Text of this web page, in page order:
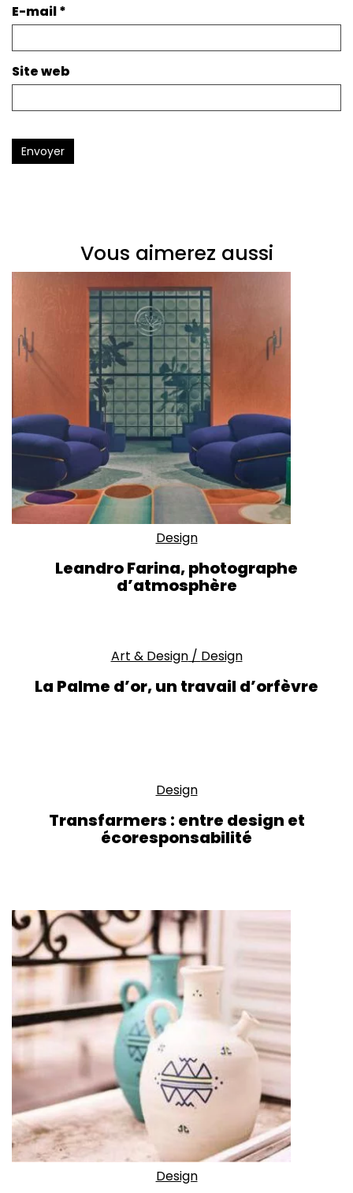
E-mail*
Site web
Envoyer
Vous aimerez aussi
Design
Leandro Farina, photographe
d’atmosphère
Art & Design/ Design
La Palme d’or, un travail d’orfèvre
Design
Transfarmers : entre design et
écoresponsabilité
Design